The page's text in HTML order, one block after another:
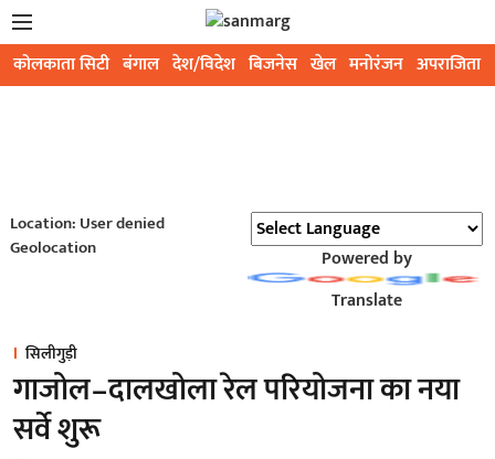
कोलकाता सिटी बंगाल देश/विदेश बिजनेस खेल मनोरंजन अपराजिता
Location: User denied
Geolocation
Powered by
Translate
सिलीगुड़ी
गाजोल–दालखोला रेल परियोजना का नया
सर्वे शुरू